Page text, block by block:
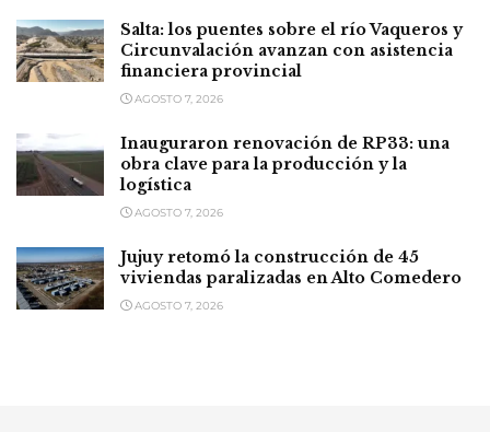
Salta: los puentes sobre el río Vaqueros y
Circunvalación avanzan con asistencia
financiera provincial
AGOSTO 7, 2026
Inauguraron renovación de RP33: una
obra clave para la producción y la
logística
AGOSTO 7, 2026
Jujuy retomó la construcción de 45
viviendas paralizadas en Alto Comedero
AGOSTO 7, 2026